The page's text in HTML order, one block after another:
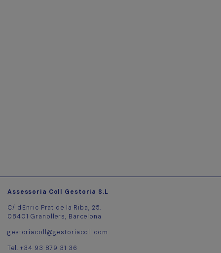
Assessoria Coll Gestoria S.L
C/ d'Enric Prat de la Riba, 25.
08401 Granollers, Barcelona
gestoriacoll@gestoriacoll.com
Tel. +34 93 879 31 36